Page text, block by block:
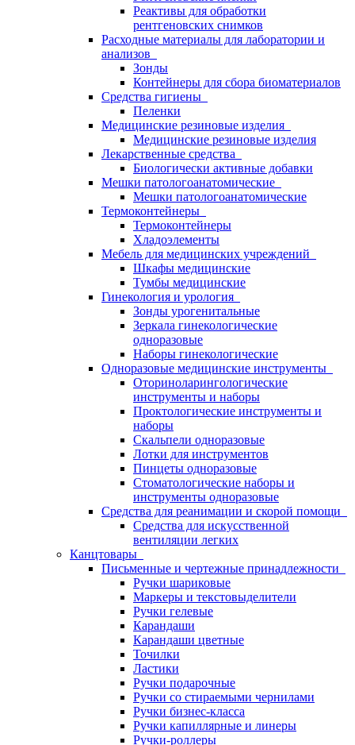
Реактивы для обработки
рентгеновских снимков
Расходные материалы для лаборатории и
анализов
Зонды
Контейнеры для сбора биоматериалов
Средства гигиены
Пеленки
Медицинские резиновые изделия
Медицинские резиновые изделия
Лекарственные средства
Биологически активные добавки
Мешки патологоанатомические
Мешки патологоанатомические
Термоконтейнеры
Термоконтейнеры
Хладоэлементы
Мебель для медицинских учреждений
Шкафы медицинские
Тумбы медицинские
Гинекология и урология
Зонды урогенитальные
Зеркала гинекологические
одноразовые
Наборы гинекологические
Одноразовые медицинские инструменты
Оториноларингологические
инструменты и наборы
Проктологические инструменты и
наборы
Скальпели одноразовые
Лотки для инструментов
Пинцеты одноразовые
Стоматологические наборы и
инструменты одноразовые
Средства для реанимации и скорой помощи
Средства для искусственной
вентиляции легких
Канцтовары
Письменные и чертежные принадлежности
Ручки шариковые
Маркеры и текстовыделители
Ручки гелевые
Карандаши
Карандаши цветные
Точилки
Ластики
Ручки подарочные
Ручки со стираемыми чернилами
Ручки бизнес-класса
Ручки капиллярные и линеры
Ручки-роллеры